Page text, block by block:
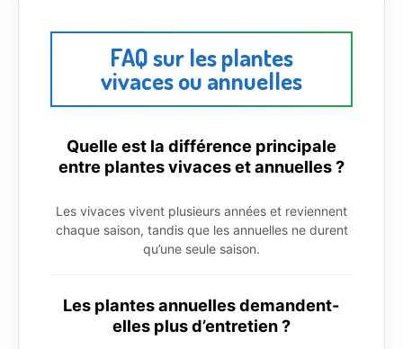
FAQ sur les plantes
vivaces ou annuelles
Quelle est la différence principale
entre plantes vivaces et annuelles ?
Les vivaces vivent plusieurs années et reviennent
chaque saison, tandis que les annuelles ne durent
qu’une seule saison.
Les plantes annuelles demandent-
elles plus d’entretien ?